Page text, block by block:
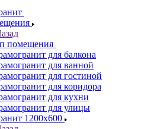
помещения
для балкона
для ванной
для гостиной
для коридора
для кухни
для улицы
1200х600